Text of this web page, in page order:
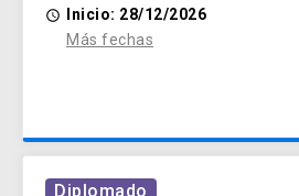
access_time
Inicio: 28/12/2026
Más fechas
Diplomado